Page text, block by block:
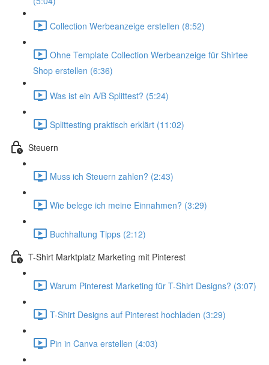
Collection Werbeanzeige erstellen (8:52)
Ohne Template Collection Werbeanzeige für Shirtee
Shop erstellen (6:36)
Was ist ein A/B Splittest? (5:24)
Splittesting praktisch erklärt (11:02)
Steuern
Muss ich Steuern zahlen? (2:43)
Wie belege ich meine Einnahmen? (3:29)
Buchhaltung Tipps (2:12)
T-Shirt Marktplatz Marketing mit Pinterest
Warum Pinterest Marketing für T-Shirt Designs? (3:07)
T-Shirt Designs auf Pinterest hochladen (3:29)
Pin in Canva erstellen (4:03)